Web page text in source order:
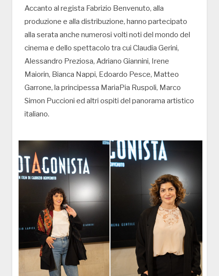
Accanto al regista Fabrizio Benvenuto, alla
produzione e alla distribuzione, hanno partecipato
alla serata anche numerosi volti noti del mondo del
cinema e dello spettacolo tra cui Claudia Gerini,
Alessandro Preziosa, Adriano Giannini, Irene
Maiorin, Bianca Nappi, Edoardo Pesce, Matteo
Garrone, la principessa MariaPia Ruspoli, Marco
Simon Puccioni ed altri ospiti del panorama artistico
italiano.